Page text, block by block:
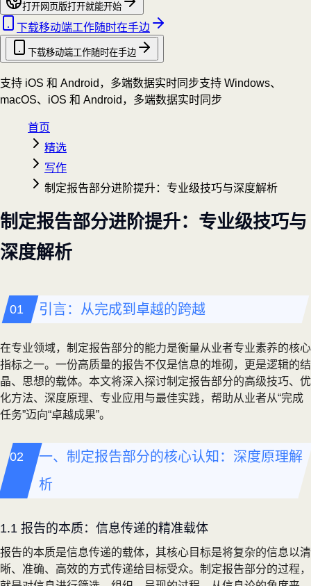
打开网页版打开就能开始
下载移动端工作随时在手边
下载移动端工作随时在手边
支持 iOS 和 Android，多端数据实时同步支持 Windows、
macOS、iOS 和 Android，多端数据实时同步
首页
精选
写作
制定报告部分进阶提升：专业级技巧与深度解析
制定报告部分进阶提升：专业级技巧与
深度解析
引言：从完成到卓越的跨越
在专业领域，制定报告部分的能力是衡量从业者专业素养的核心
指标之一。一份高质量的报告不仅是信息的堆砌，更是逻辑的结
晶、思想的载体。本文将深入探讨制定报告部分的高级技巧、优
化方法、深度原理、专业应用与最佳实践，帮助从业者从“完成
任务”迈向“卓越成果”。
一、制定报告部分的核心认知：深度原理解
析
1.1 报告的本质：信息传递的精准载体
报告的本质是信息传递的载体，其核心目标是将复杂的信息以清
晰、准确、高效的方式传递给目标受众。制定报告部分的过程，